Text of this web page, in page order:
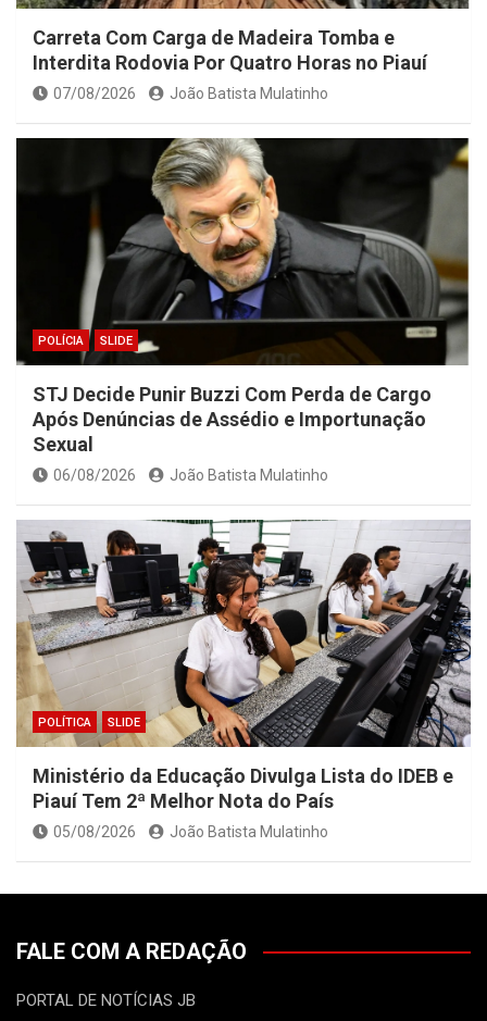
Carreta Com Carga de Madeira Tomba e
Interdita Rodovia Por Quatro Horas no Piauí
07/08/2026 João Batista Mulatinho
POLÍCIA SLIDE
STJ Decide Punir Buzzi Com Perda de Cargo
Após Denúncias de Assédio e Importunação
Sexual
06/08/2026 João Batista Mulatinho
POLÍTICA SLIDE
Ministério da Educação Divulga Lista do IDEB e
Piauí Tem 2ª Melhor Nota do País
05/08/2026 João Batista Mulatinho
FALE COM A REDAÇÃO
PORTAL DE NOTÍCIAS JB